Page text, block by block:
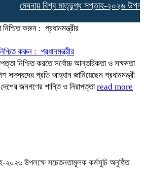
মেঘনায় বিশ্ব মাতৃদুগ্ধ সপ্তাহ-২০২৬
করুন : প্রধানমন্ত্রীর
করুন : প্রধানমন্ত্রীর
নিশ্চিত করতে সর্বোচ্চ আন্তরিকতা ও সক্ষমতা
সদস্যদের প্রতি আহ্বান জানিয়েছেন প্রধানমন্ত্রী
জনগণের শান্তি ও নিরাপত্তাread more
২০২৬ উপলক্ষে সচেতনতামূলক কর্মসূচি অনুষ্ঠিত